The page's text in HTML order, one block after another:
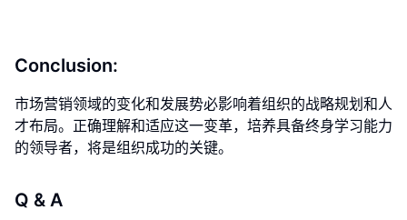
Conclusion:
市场营销领域的变化和发展势必影响着组织的战略规划和人
才布局。正确理解和适应这一变革，培养具备终身学习能力
的领导者，将是组织成功的关键。
Q & A